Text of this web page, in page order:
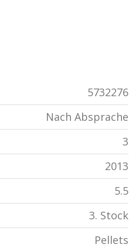
5732276
Nach Absprache
3
2013
5.5
3. Stock
Pellets